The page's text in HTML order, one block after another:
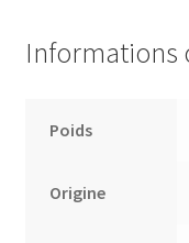
Informations
Poids
Origine